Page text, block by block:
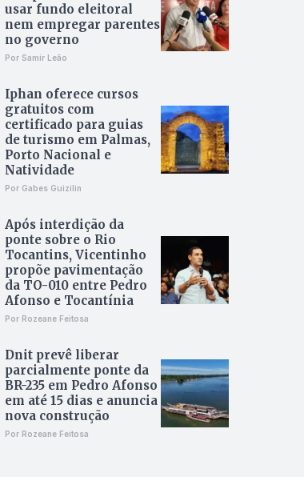
usar fundo eleitoral
nem empregar parentes
no governo
Por Samir Leão
Iphan oferece cursos
gratuitos com
certificado para guias
de turismo em Palmas,
Porto Nacional e
Natividade
Por Gabes Guizilin
Após interdição da
ponte sobre o Rio
Tocantins, Vicentinho
propõe pavimentação
da TO-010 entre Pedro
Afonso e Tocantínia
Por Rozeane Feitosa
Dnit prevê liberar
parcialmente ponte da
BR-235 em Pedro Afonso
em até 15 dias e anuncia
nova construção
Por Rozeane Feitosa